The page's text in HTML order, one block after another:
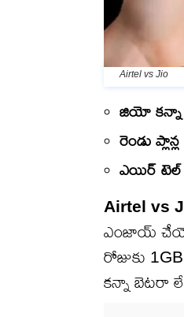
Airtel vs Jio
జియో కన్నా
రెండు
ఎయిర్ టెల్
Airtel vs
ఎంజాయ్
రోజుకు
కన్నా బెటరా